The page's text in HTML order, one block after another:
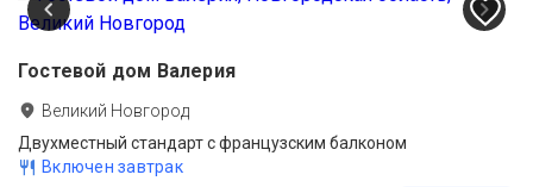
Гостевой дом Валерия
Великий Новгород
Двухместный стандарт с французским балконом
Включен завтрак